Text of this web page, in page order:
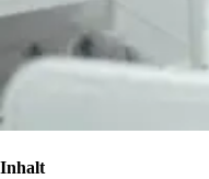
Inhalt